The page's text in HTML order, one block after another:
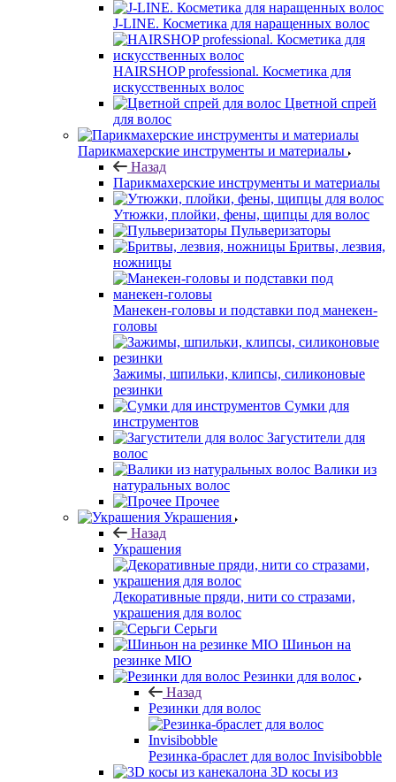
J-LINE. Косметика для наращенных волос
HAIRSHOP professional. Косметика для
искусственных волос
Цветной спрей
для волос
Парикмахерские инструменты и материалы
Назад
Парикмахерские инструменты и материалы
Утюжки, плойки, фены, щипцы для волос
Пульверизаторы
Бритвы, лезвия,
ножницы
Манекен-головы и подставки под манекен-
головы
Зажимы, шпильки, клипсы, силиконовые
резинки
Сумки для
инструментов
Загустители для
волос
Валики из
натуральных волос
Прочее
Украшения
Назад
Украшения
Декоративные пряди, нити со стразами,
украшения для волос
Серьги
Шиньон на
резинке MIO
Резинки для волос
Назад
Резинки для волос
Резинка-браслет для волос Invisibobble
3D косы из